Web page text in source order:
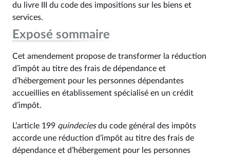
du livre III du code des impositions sur les biens et
services.
Exposé sommaire
Cet amendement propose de transformer la réduction
d’impôt au titre des frais de dépendance et
d’hébergement pour les personnes dépendantes
accueillies en établissement spécialisé en un crédit
d’impôt.
L’article 199 quindeciesdu code général des impôts
accorde une réduction d’impôt au titre des frais de
dépendance et d’hébergement pour les personnes